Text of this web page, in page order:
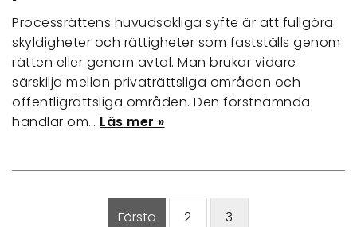
Processrättens huvudsakliga syfte är att fullgöra
skyldigheter och rättigheter som fastställs genom
rätten eller genom avtal. Man brukar vidare
särskilja mellan privaträttsliga områden och
offentligrättsliga områden. Den förstnämnda
handlar om… Läs mer »
Första 2 3